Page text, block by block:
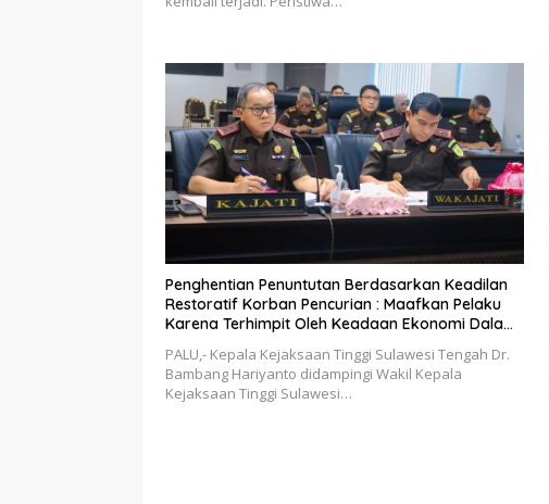
Penghentian Penuntutan Berdasarkan Keadilan
Restoratif Korban Pencurian : Maafkan Pelaku
Karena Terhimpit Oleh Keadaan Ekonomi Dalam
PALU,- Kepala Kejaksaan Tinggi Sulawesi Tengah Dr.
Bambang Hariyanto didampingi Wakil Kepala
Kejaksaan Tinggi Sulawesi…